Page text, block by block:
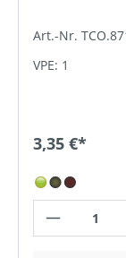
Art.-Nr.
VPE: 1
3,35 €*